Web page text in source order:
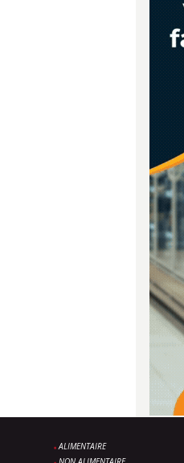
ALIMENTAIRE